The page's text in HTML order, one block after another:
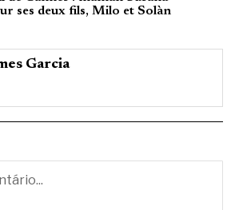
ses deux fils, Milo et Solàn
Garcia